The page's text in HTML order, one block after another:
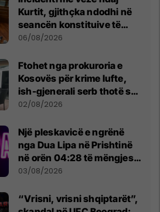
Kurtit, gjithçka ndodhi në
seancën konstituive të
Kuvendit
06/08/2026
Ftohet nga prokuroria e
Kosovës për krime lufte,
ish-gjenerali serb thotë se
dikush e tradhtoi në
02/08/2026
Një pleskavicë e ngrënë
nga Dua Lipa në Prishtinë
në orën 04:28 të mëngjesit
- dhe bota digjitale serbe
03/08/2026
“Vrisni, vrisni shqiptarët”,